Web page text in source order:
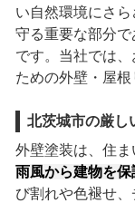
い自然環境にさ
守る重要な部分
です。当社では
ための外壁・屋根
北茨城市の厳し
外壁塗装は、住ま
雨風から建物を保
び割れや色褪せ、